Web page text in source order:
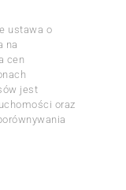
ustawa o
na
cen
jest
oraz